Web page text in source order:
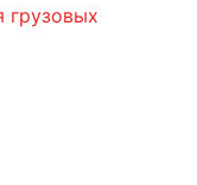
грузовых